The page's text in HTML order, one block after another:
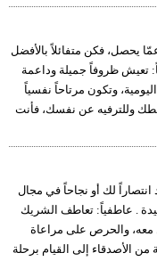
يحصل، فكن متفائلاً بالأفضل
تعيش ظروفاً جميلة وداعمة
وتكون مرتاحاً نفسياً
وللترفيه عن نفسك، فأنت
لك أو نجاحاً في مجال
. عاطفياً: تعاطف الشريك
والحرص على مراعاة
الأصدقاء إلى القيام برحلة